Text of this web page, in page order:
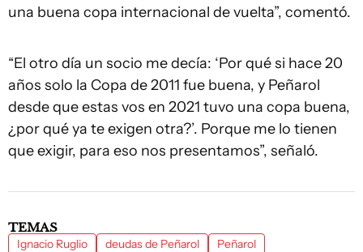
una buena copa internacional de vuelta”, comentó.
“El otro día un socio me decía: ‘Por qué si hace 20
años solo la Copa de 2011 fue buena, y Peñarol
desde que estas vos en 2021 tuvo una copa buena,
¿por qué ya te exigen otra?’. Porque me lo tienen
que exigir, para eso nos presentamos”, señaló.
TEMAS
Ignacio Ruglio deudas de Peñarol
Peñarol